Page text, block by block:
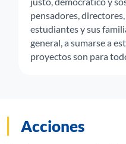
pensadores,
estudiantes y sus
general, a sumarse a
proyectos son para
Acciones